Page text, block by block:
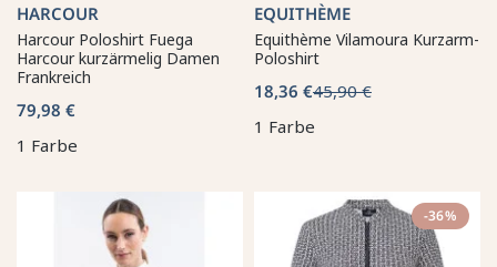
HARCOUR
Harcour Poloshirt Fuega
Harcour kurzärmelig Damen
Frankreich
79,98 €
1 Farbe
EQUITHÈME
Equithème Vilamoura Kurzarm-
Poloshirt
18,36 €45,90 €
1 Farbe
-36%